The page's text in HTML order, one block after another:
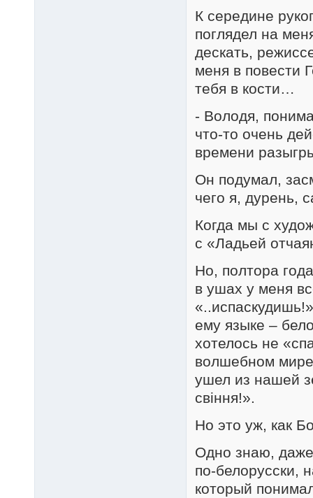
К середине
поглядел на
дескать,
меня в повести
тебя в кости…
- Володя,
что-то очень
времени
Он подумал,
чего я, дурень,
Когда мы с
с «Ладьей
Но, полтора
в ушах у меня
ему языке –
хотелось не
волшебном
ушел из нашей
свіння!».
Но это уж, как
Одно знаю, даже
по-белорусски,
который